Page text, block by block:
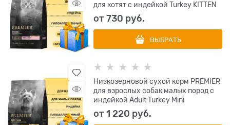
для котят с индейкой Turkey KITTEN
от730 руб.
ВЫБРАТЬ
Низкозерновой сухой корм PREMIER
для взрослых собак малых пород с
индейкой Adult Turkey Mini
от1 220 руб.